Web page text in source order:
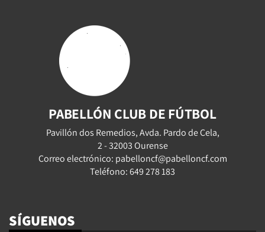
PABELLÓN CLUB DE FÚTBOL
Pavillón dos Remedios, Avda. Pardo de Cela,
2 - 32003 Ourense
Correo electrónico: pabelloncf@pabelloncf.com
Teléfono: 649 278 183
SÍGUENOS